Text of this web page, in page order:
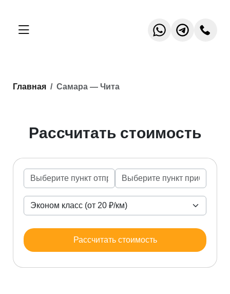
Главная Самара — Чита
Рассчитать стоимость
Рассчитать стоимость